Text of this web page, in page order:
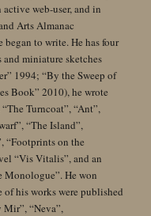
web-user, and in
Arts Almanac
began to write. He has four
and miniature sketches
1994; “By the Sweep of
Book” 2010), he wrote
Turncoat”, “Ant”,
“The Island”,
“Footprints on the
“Vis Vitalis”, and an
Monologue”. He won
of his works were published
“Neva”,